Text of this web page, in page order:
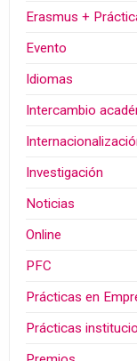
Erasmus +
Evento
Idiomas
Intercambio
Investigación
Noticias
Online
PFC
Prácticas en
Prácticas